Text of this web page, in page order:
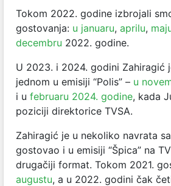
Tokom 2022. godine izbrojali
gostovanja: u januaru, aprilu,
decembru 2022. godine.
U 2023. i 2024. godini Zahiragić
jednom u emisiji “Polis” – u
i u februaru 2024. godine, kada
poziciji direktorice TVSA.
Zahiragić je u nekoliko navrata
gostovao i u emisiji “Špica” na
drugačiji format. Tokom 2021.
augustu, a u 2022. godini čak